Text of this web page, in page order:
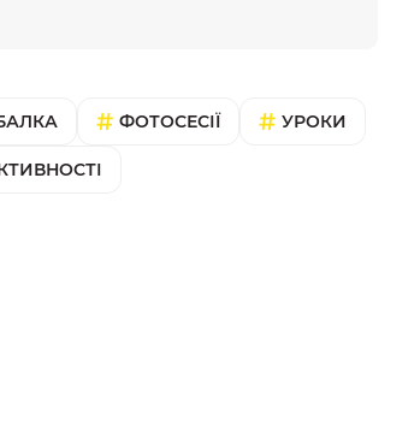
ФОТОСЕСІЇ УРОКИ